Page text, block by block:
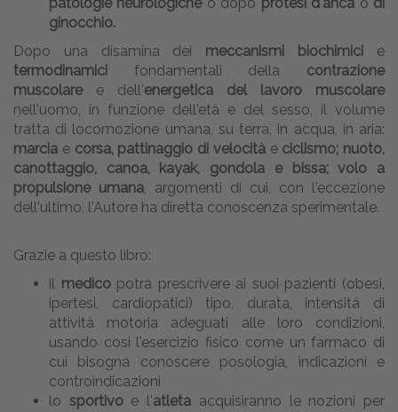
ginocchio.
Dopo una disamina dei meccanismi biochimici
e
termodinamici
fondamentali della contrazione
muscolaree dell'energetica del lavoro muscolare
nell'uomo, in funzione dell'età e del sesso, il volume
tratta di locomozione umana, su terra, in acqua, in aria:
marcia e corsa, pattinaggio di velocitàe ciclismo; nuoto,
canottaggio, canoa, kayak, gondola e bissa; volo a
propulsione umana , argomenti di cui, con l'eccezione
dell'ultimo, l'Autore ha diretta conoscenza sperimentale.
Grazie a questo libro:
il medicopotrà prescrivere ai suoi pazienti (obesi,
ipertesi, cardiopatici) tipo, durata, intensità di
attività motoria adeguati alle loro condizioni,
usando così l'esercizio fisico come un farmaco di
cui bisogna conoscere posologia, indicazioni e
controindicazioni
lo sportivoe l'atleta acquisiranno le nozioni per